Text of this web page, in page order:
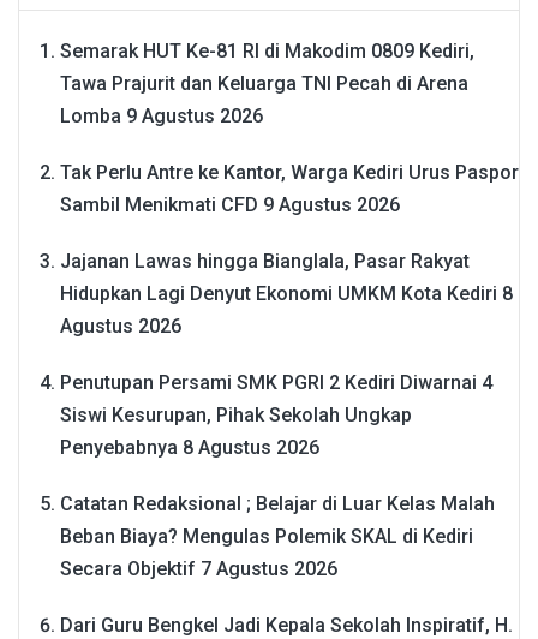
Semarak HUT Ke-81 RI di Makodim 0809 Kediri,
Tawa Prajurit dan Keluarga TNI Pecah di Arena
Lomba 9 Agustus 2026
Tak Perlu Antre ke Kantor, Warga Kediri Urus Paspor
Sambil Menikmati CFD 9 Agustus 2026
Jajanan Lawas hingga Bianglala, Pasar Rakyat
Hidupkan Lagi Denyut Ekonomi UMKM Kota Kediri 8
Agustus 2026
Penutupan Persami SMK PGRI 2 Kediri Diwarnai 4
Siswi Kesurupan, Pihak Sekolah Ungkap
Penyebabnya 8 Agustus 2026
Catatan Redaksional ; Belajar di Luar Kelas Malah
Beban Biaya? Mengulas Polemik SKAL di Kediri
Secara Objektif 7 Agustus 2026
Dari Guru Bengkel Jadi Kepala Sekolah Inspiratif, H.